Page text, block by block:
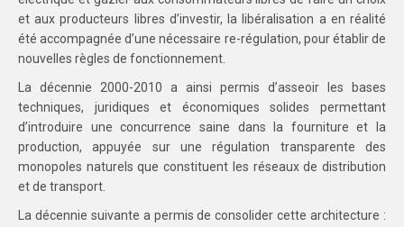
et aux producteurs libres d’investir, la libéralisation a en réalité
été accompagnée d’une nécessaire re-régulation, pour établir de
nouvelles règles de fonctionnement.
La décennie 2000-2010 a ainsi permis d’asseoir les bases
techniques, juridiques et économiques solides permettant
d’introduire une concurrence saine dans la fourniture et la
production, appuyée sur une régulation transparente des
monopoles naturels que constituent les réseaux de distribution
et de transport.
La décennie suivante a permis de consolider cette architecture :